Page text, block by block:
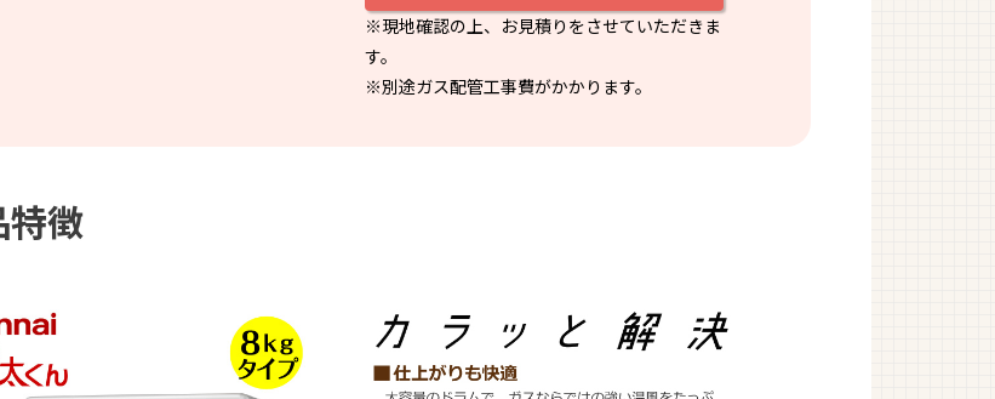
※現地確認の上、お見積りをさせていただきま
す。
※別途ガス配管工事費がかかります。
特徴